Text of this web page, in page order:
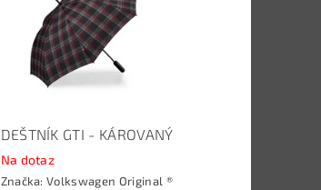
DEŠTNÍK GTI - KÁROVANÝ
Na dotaz
Značka:Volkswagen Original ®